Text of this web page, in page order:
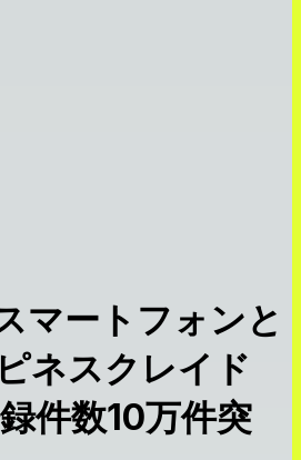
マートフォンと
ネスクレイド
件数10万件突